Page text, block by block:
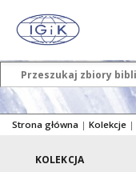
Strona główna | Kolekcje |
KOLEKCJA